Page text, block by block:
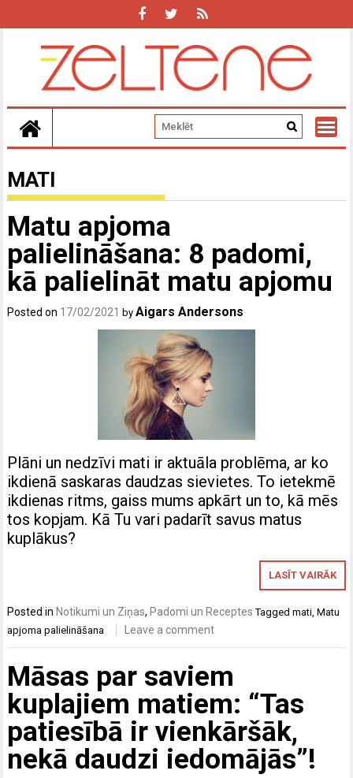
MATI
Matu apjoma
palielināšana: 8 padomi,
kā palielināt matu apjomu
Posted on 17/02/2021 byAigars Andersons
Plāni un nedzīvi mati ir aktuāla problēma, ar ko
ikdienā saskaras daudzas sievietes. To ietekmē
ikdienas ritms, gaiss mums apkārt un to, kā mēs
tos kopjam. Kā Tu vari padarīt savus matus
kuplākus?
LASĪT VAIRĀK
Posted in Notikumi un Ziņas, Padomi un Receptes Taggedmati ,Matu
apjoma palielināšana
Leave a comment
Māsas par saviem
kuplajiem matiem: “Tas
patiesībā ir vienkāršāk,
nekā daudzi iedomājās”!